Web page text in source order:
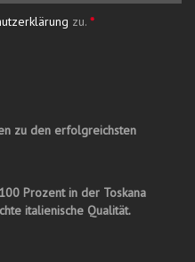
zu. *
zu den erfolgreichsten
Prozent in der Toskana
italienische Qualität.